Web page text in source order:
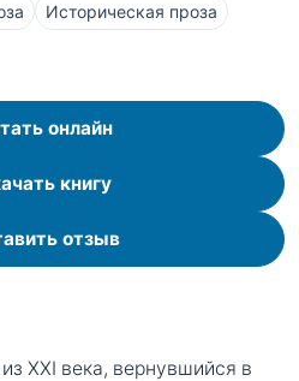
Историческая проза
онлайн
книгу
отзыв
XXI века, вернувшийся в